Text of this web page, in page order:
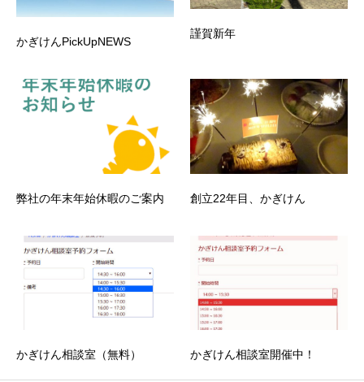
かぎけんPickUpNEWS
謹賀新年
弊社の年末年始休暇のご案内 創立22年目、かぎけん
かぎけん相談室（無料） かぎけん相談室開催中！